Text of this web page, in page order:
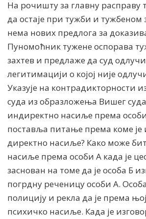
На рочишту за главну
да остаје при тужби и тужбеном
нема нових предлога за
Пуномоћник тужене оспорава
захтев и предлаже да суд
легитимацији о којој није
Указује на контрадикторности
суда из образложења Вишег суда
индиректно насиље према
поставља питање према коме је
директно насиље? Како може
насиље према особи А када је
заснован на томе да је особа Б
погрдну реченицу особи А.
полицију и рекла да је према
психичко насиље. Када је